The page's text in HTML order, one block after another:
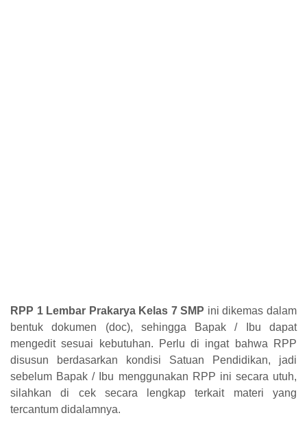
RPP 1 Lembar Prakarya Kelas 7 SMP ini dikemas dalam
bentuk dokumen (doc), sehingga Bapak / Ibu dapat
mengedit sesuai kebutuhan. Perlu di ingat bahwa RPP
disusun berdasarkan kondisi Satuan Pendidikan, jadi
sebelum Bapak / Ibu menggunakan RPP ini secara utuh,
silahkan di cek secara lengkap terkait materi yang
tercantum didalamnya.